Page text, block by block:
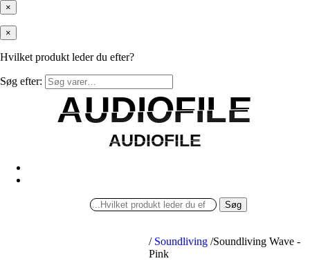
×
×
Hvilket produkt leder du efter?
Søg efter:
AUDIOFILE
AUDIOFILE
AUDIOFILE
AUDIOFILE
Søg
/ Soundliving /Soundliving Wave -
Pink